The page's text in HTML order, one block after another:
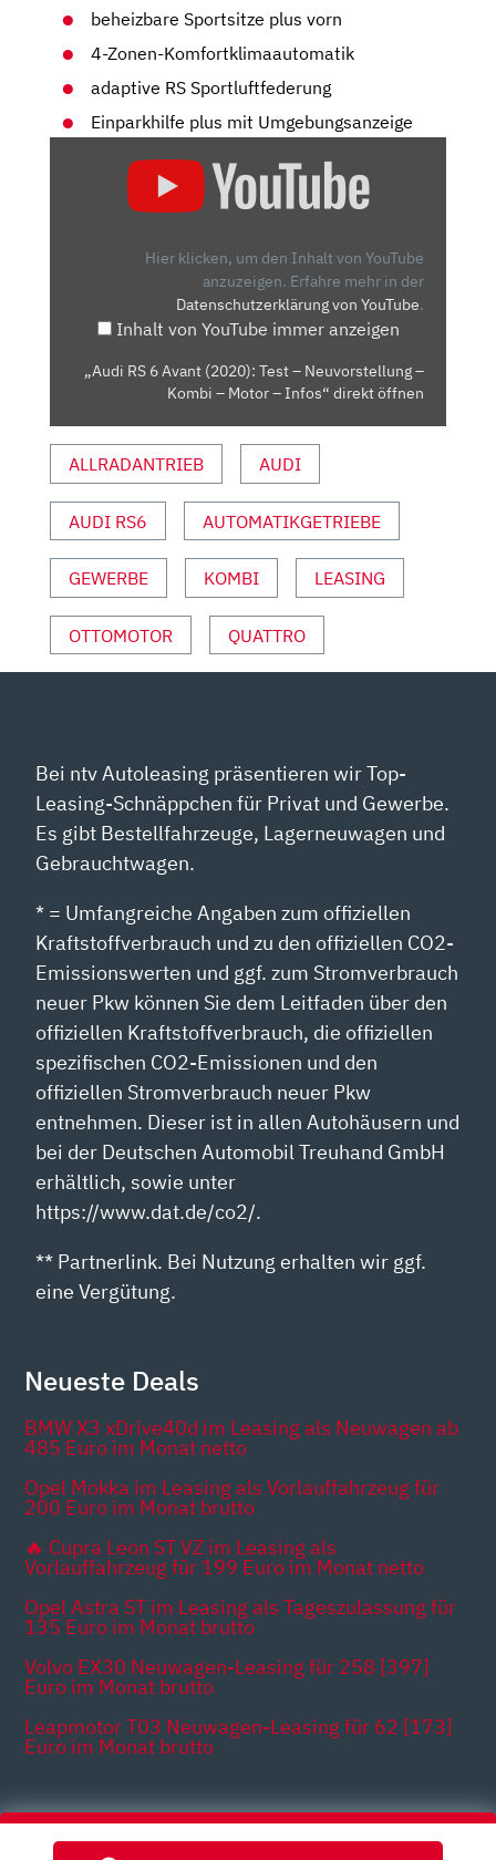
beheizbare Sportsitze plus vorn
4-Zonen-Komfortklimaautomatik
adaptive RS Sportluftfederung
Einparkhilfe plus mit Umgebungsanzeige
NEUVORSTELLUNG
MOTOR
VON
YOUTUBE
ANZEIGEN
Hier klicken, um den Inhalt von YouTube
anzuzeigen. Erfahre mehr in der
Datenschutzerklärung von YouTube.
Inhalt von YouTube immer anzeigen
„Audi RS 6 Avant (2020): Test – Neuvorstellung –
Kombi – Motor – Infos“ direkt öffnen
ALLRADANTRIEB AUDI
AUDI RS6 AUTOMATIKGETRIEBE
GEWERBE KOMBI LEASING
OTTOMOTOR QUATTRO
Bei ntv Autoleasing präsentieren wir Top-
Leasing-Schnäppchen für Privat und Gewerbe.
Es gibt Bestellfahrzeuge, Lagerneuwagen und
Gebrauchtwagen.
* = Umfangreiche Angaben zum offiziellen
Kraftstoffverbrauch und zu den offiziellen CO2-
Emissionswerten und ggf. zum Stromverbrauch
neuer Pkw können Sie dem Leitfaden über den
offiziellen Kraftstoffverbrauch, die offiziellen
spezifischen CO2-Emissionen und den
offiziellen Stromverbrauch neuer Pkw
entnehmen. Dieser ist in allen Autohäusern und
bei der Deutschen Automobil Treuhand GmbH
erhältlich, sowie unter
https://www.dat.de/co2/.
** Partnerlink. Bei Nutzung erhalten wir ggf.
eine Vergütung.
Neueste Deals
BMW X3 xDrive40d im Leasing als Neuwagen ab
485 Euro im Monat netto
Opel Mokka im Leasing als Vorlauffahrzeug für
200 Euro im Monat brutto
🔥 Cupra Leon ST VZ im Leasing als
Vorlauffahrzeug für 199 Euro im Monat netto
Opel Astra ST im Leasing als Tageszulassung für
135 Euro im Monat brutto
Volvo EX30 Neuwagen-Leasing für 258 [397]
Euro im Monat brutto
Leapmotor T03 Neuwagen-Leasing für 62 [173]
Euro im Monat brutto